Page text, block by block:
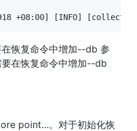
+08:00] [INFO] [
恢复命令中增加--db 参
在恢复命令中增加--db
point…。对于初始化恢